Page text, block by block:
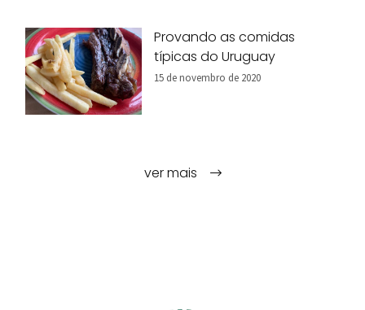
Provando as comidas
típicas do Uruguay
15 de novembro de 2020
ver mais